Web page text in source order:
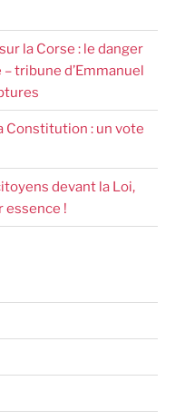
la Corse : le danger
tribune d’Emmanuel
Constitution : un vote
devant la Loi,
essence !